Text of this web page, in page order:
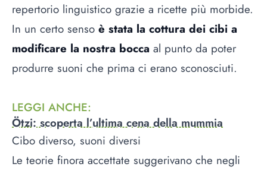
repertorio linguistico grazie a ricette più morbide.
In un certo senso è stata la cottura dei cibi a
modificare la nostra bocca al punto da poter
produrre suoni che prima ci erano sconosciuti.
LEGGI ANCHE:
Ötzi: scoperta l’ultima cena della mummia
Cibo diverso, suoni diversi
Le teorie finora accettate suggerivano che negli